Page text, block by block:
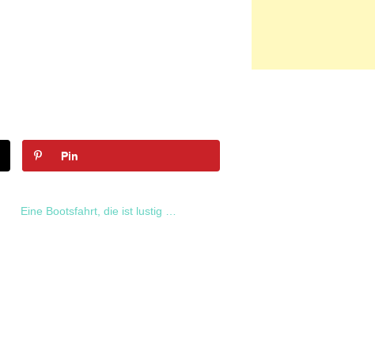
Pin
Eine Bootsfahrt, die ist lustig …